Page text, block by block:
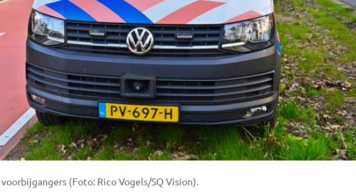
(Foto: Rico Vogels/SQ Vision).